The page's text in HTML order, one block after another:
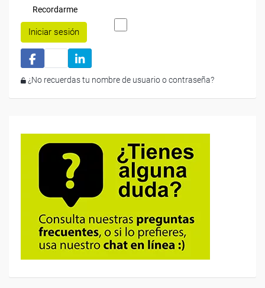
Recordarme
Iniciar sesión
¿No recuerdas tu nombre de usuario o contraseña?